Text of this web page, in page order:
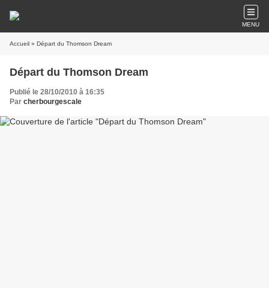
MENU
Accueil » Départ du Thomson Dream
Départ du Thomson Dream
Publié le 28/10/2010 à 16:35
Par cherbourgescale